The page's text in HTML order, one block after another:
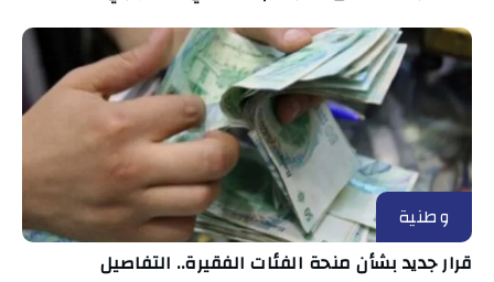
وطنية
قرار جديد بشأن منحة الفئات الفقيرة.. التفاصيل